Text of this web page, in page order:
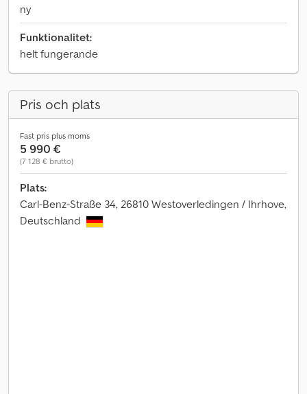
ny
Funktionalitet:
helt fungerande
Pris och plats
Fast pris plus moms
5 990 €
(7 128 € brutto)
Plats:
Carl-Benz-Straße 34, 26810 Westoverledingen / Ihrhove,
Deutschland